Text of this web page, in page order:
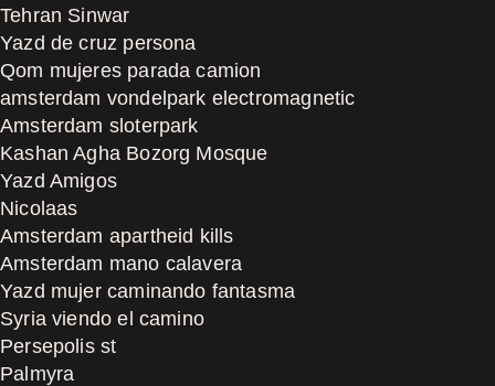
Tehran Sinwar
Yazd de cruz persona
Qom mujeres parada camion
amsterdam vondelpark electromagnetic
Amsterdam sloterpark
Kashan Agha Bozorg Mosque
Yazd Amigos
Nicolaas
Amsterdam apartheid kills
Amsterdam mano calavera
Yazd mujer caminando fantasma
Syria viendo el camino
Persepolis st
Palmyra